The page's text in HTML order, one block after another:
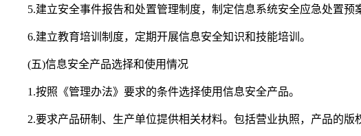
5.建立安全事件报告和处置管理制度，制定信息系统安全应急处置预
6.建立教育培训制度，定期开展信息安全知识和技能培训。
(五)信息安全产品选择和使用情况
1.按照《管理办法》要求的条件选择使用信息安全产品。
2.要求产品研制、生产单位提供相关材料。包括营业执照，产品的版